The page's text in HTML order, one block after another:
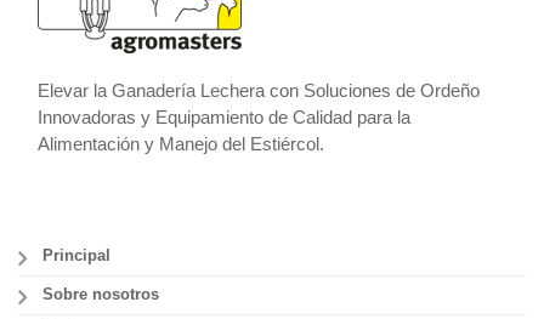
Elevar la Ganadería Lechera con Soluciones de Ordeño
Innovadoras y Equipamiento de Calidad para la
Alimentación y Manejo del Estiércol.
Principal
Sobre nosotros